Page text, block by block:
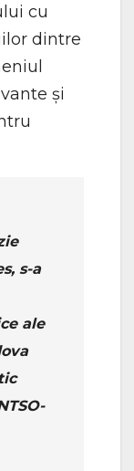
cu
dintre
și
s-a
ale